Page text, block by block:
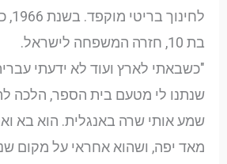
בת 10, חזרה המשפחה לישראל.
"כשבאתי לארץ ועוד לא ידעתי
שנתנו לי מטעם בית הספר, הלכה
שמע אותי שרה באנגלית. הוא בא
מאד יפה, ושהוא אחראי על מקום